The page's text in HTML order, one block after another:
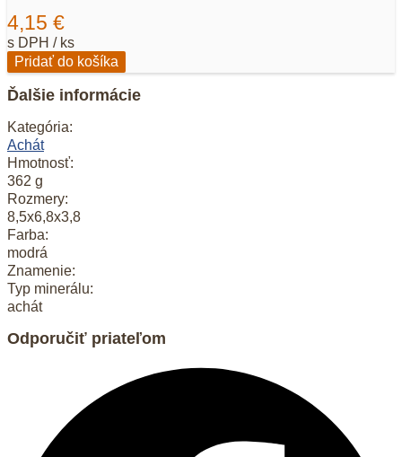
4,15 €
s DPH / ks
množstvo
Achát
58
Pridať do košíka
Ďalšie informácie
Kategória:
Achát
Hmotnosť:
362 g
Rozmery:
8,5x6,8x3,8
Farba:
modrá
Znamenie:
Typ minerálu:
achát
Odporučiť priateľom